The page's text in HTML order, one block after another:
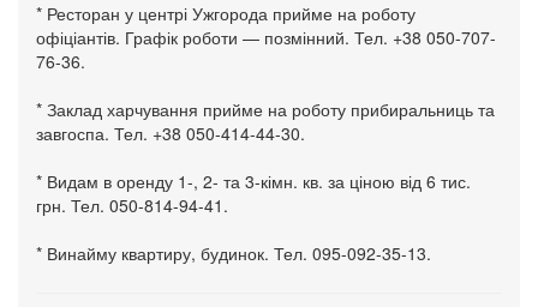
* Ресторан у центрі Ужгорода прийме на роботу
офіціантів. Графік роботи — позмінний. Тел. +38 050-707-
76-36.
* Заклад харчування прийме на роботу прибиральниць та
завгоспа. Тел. +38 050-414-44-30.
* Видам в оренду 1-, 2- та 3-кімн. кв. за ціною від 6 тис.
грн. Тел. 050-814-94-41.
* Винайму квартиру, будинок. Тел. 095-092-35-13.